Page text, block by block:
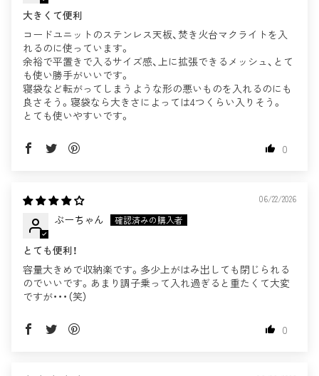
大きくて便利
コードユニットのステンレス天板、焚き火台マクライトを入
れるのに使っています。
余裕で平置きで入るサイズ感、上に拡張できるメッシュ、とて
も使い勝手がいいです。
寝袋など転がってしまうような形の悪いものを入れるのにも
良さそう。寝袋なら大きさによっては4つくらい入りそう。
とても使いやすいです。
0
06/22/2026
ぶーちゃん
とても便利！
容量大きめで収納楽です。多少上がはみ出しても閉じられる
のでいいです。あまり調子乗って入れ過ぎると重たくて大変
ですが・・・（笑）
0